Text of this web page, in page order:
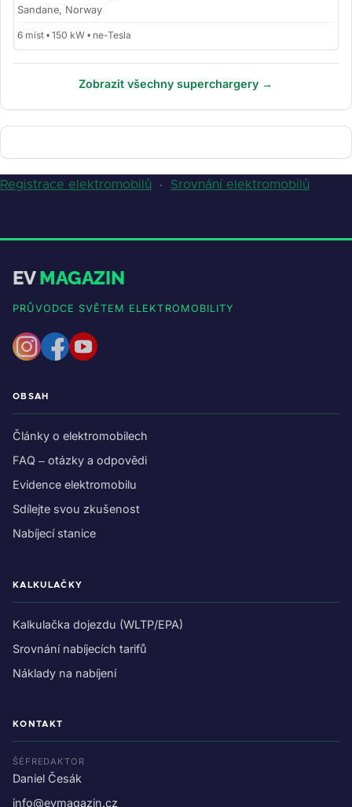
Sandane, Norway
6 míst • 150 kW • ne-Tesla
Zobrazit všechny superchargery →
Registrace elektromobilů · Srovnání elektromobilů
EVMAGAZIN
PRŮVODCE SVĚTEM ELEKTROMOBILITY
OBSAH
Články o elektromobilech
FAQ – otázky a odpovědi
Evidence elektromobilu
Sdílejte svou zkušenost
Nabíjecí stanice
KALKULAČKY
Kalkulačka dojezdu (WLTP/EPA)
Srovnání nabíjecích tarifů
Náklady na nabíjení
KONTAKT
ŠÉFREDAKTOR
Daniel Česák
info@evmagazin.cz